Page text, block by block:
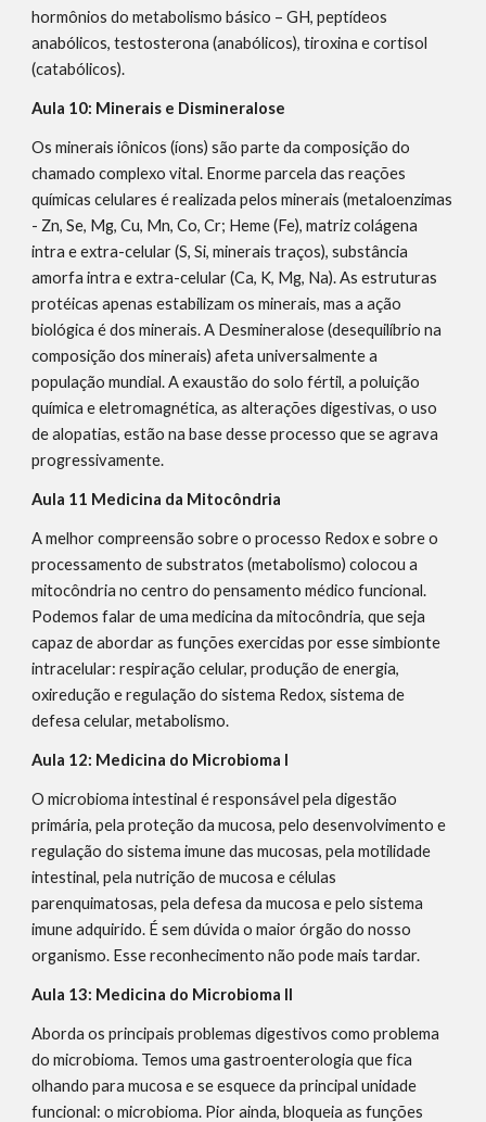
hormônios do metabolismo básico – GH, peptídeos
anabólicos, testosterona (anabólicos), tiroxina e cortisol
(catabólicos).
Aula 10: Minerais e Dismineralose
Os minerais iônicos (íons) são parte da composição do
chamado complexo vital. Enorme parcela das reações
químicas celulares é realizada pelos minerais (metaloenzimas
- Zn, Se, Mg, Cu, Mn, Co, Cr; Heme (Fe), matriz colágena
intra e extra-celular (S, Si, minerais traços), substância
amorfa intra e extra-celular (Ca, K, Mg, Na). As estruturas
protéicas apenas estabilizam os minerais, mas a ação
biológica é dos minerais. A Desmineralose (desequilíbrio na
composição dos minerais) afeta universalmente a
população mundial. A exaustão do solo fértil, a poluição
química e eletromagnética, as alterações digestivas, o uso
de alopatias, estão na base desse processo que se agrava
progressivamente.
Aula 11 Medicina da Mitocôndria
A melhor compreensão sobre o processo Redox e sobre o
processamento de substratos (metabolismo) colocou a
mitocôndria no centro do pensamento médico funcional.
Podemos falar de uma medicina da mitocôndria, que seja
capaz de abordar as funções exercidas por esse simbionte
intracelular: respiração celular, produção de energia,
oxiredução e regulação do sistema Redox, sistema de
defesa celular, metabolismo.
Aula 12: Medicina do Microbioma I
O microbioma intestinal é responsável pela digestão
primária, pela proteção da mucosa, pelo desenvolvimento e
regulação do sistema imune das mucosas, pela motilidade
intestinal, pela nutrição de mucosa e células
parenquimatosas, pela defesa da mucosa e pelo sistema
imune adquirido. É sem dúvida o maior órgão do nosso
organismo. Esse reconhecimento não pode mais tardar.
Aula 13: Medicina do Microbioma II
Aborda os principais problemas digestivos como problema
do microbioma. Temos uma gastroenterologia que fica
olhando para mucosa e se esquece da principal unidade
funcional: o microbioma. Pior ainda, bloqueia as funções